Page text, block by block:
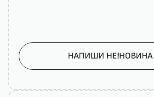
НАПИШИ НЕ!НОВИНА